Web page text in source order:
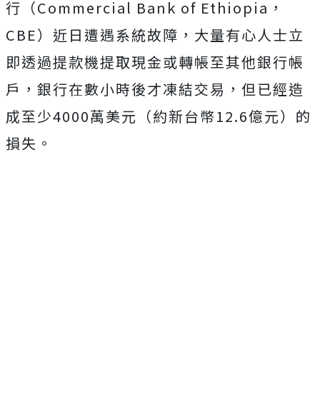
行（Commercial Bank of Ethiopia，
CBE）近日遭遇系統故障，大量有心人士立
即透過提款機提取現金或轉帳至其他銀行帳
戶，銀行在數小時後才凍結交易，但已經造
成至少4000萬美元（約新台幣12.6億元）的
損失。